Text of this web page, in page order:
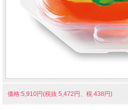
価格:5,910円(税抜 5,472円、税 438円)